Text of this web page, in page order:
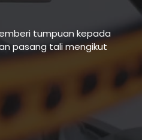
tumpuan kepada
pasang tali mengikut